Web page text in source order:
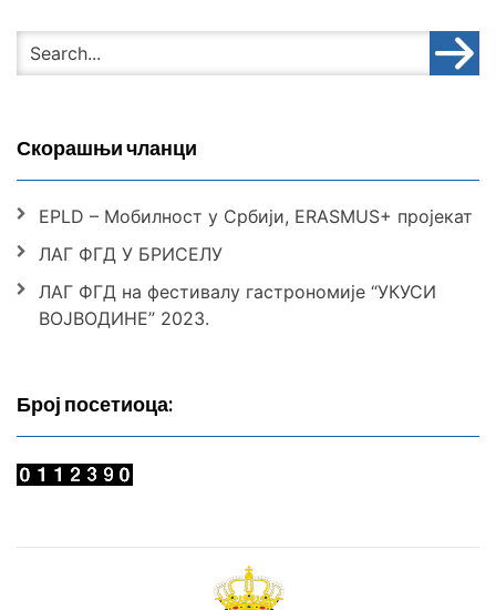
Скорашњи чланци
EPLD – Мобилност у Србији, ERASMUS+ пројекат
ЛАГ ФГД У БРИСЕЛУ
ЛАГ ФГД на фестивалу гастрономије “УКУСИ
ВОЈВОДИНЕ” 2023.
Број посетиоца: